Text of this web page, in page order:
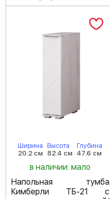
Ширина
20.2 см
Высота
82.4 см
Глубина
47.6 см
в наличии: мало
Напольная тумба
Кимберли ТБ-21 с